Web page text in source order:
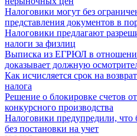
Налоговики могут без
представления документов в
Налоговики предлагают
налоги за физлиц
Выписка из ЕГРЮЛ в
доказывает должную
Как исчисляется срок на
налога
Решение о блокировке счетов
конкурсного производства
Налоговики предупредили, что
без постановки на учет